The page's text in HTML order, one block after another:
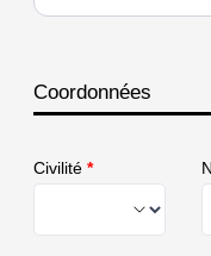
Coordonnées
Civilité *